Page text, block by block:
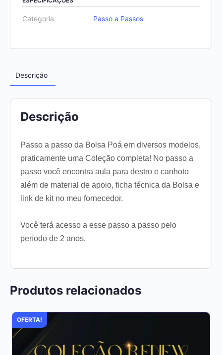
Categoria: Passo a Passos
Descrição
Descrição
Passo a passo da Bolsa Poá em diversos modelos,
praticamente uma Coleção completa! No passo a
passo você encontra aula para destro e canhoto
além de material de apoio, ficha técnica da Bolsa e
link de kit no meu fornecedor.
Você terá acesso a esse passo a passo pelo
período de 2 anos.
Produtos relacionados
OFERTA!